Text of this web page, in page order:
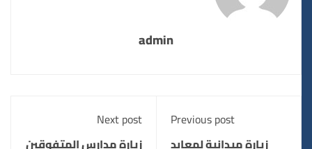
admin
Previous post
زيارة ميدانية لمعابد
Next post
زيارة مدارس المتفوقين